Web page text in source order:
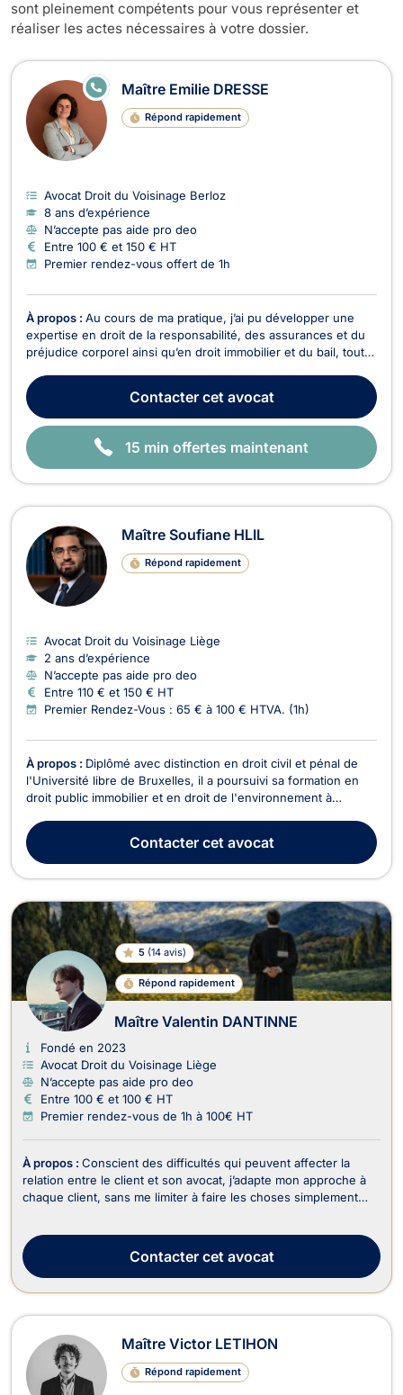
sont pleinement compétents pour vous représenter et
réaliser les actes nécessaires à votre dossier.
Maître Emilie DRESSE
Répond rapidement
E
N
E
Avocat Droit du Voisinage Berloz
8 ans d’expérience
N’accepte pas aide pro deo
Entre 100 € et 150 € HT
Premier rendez-vous offert de 1h
À propos : Au cours de ma pratique, j’ai pu développer une
expertise en droit de la responsabilité, des assurances et du
préjudice corporel ainsi qu’en droit immobilier et du bail, tout
commercial au sens large. J’aime le métier d’avocate pour ses
aspects d’humanité et de ri...
Contactercet avocat
15 min offertes maintenant
Maître Soufiane HLIL
Répond rapidement
Avocat Droit du Voisinage Liège
2 ans d’expérience
N’accepte pas aide pro deo
Entre 110 € et 150 € HT
Premier Rendez-Vous : 65 € à 100 € HTVA. (1h)
À propos : Diplômé avec distinction en droit civil et pénal de
l'Université libre de Bruxelles, il a poursuivi sa formation en
droit public immobilier et en droit de l'environnement à
son diplôme avec distinction. Maître Soufiane HLIL opère
aujourd'hui principalement en droi...
Contactercet avocat
5 (14 avis)
Répond rapidement
Maître Valentin DANTINNE
Fondé en 2023
Avocat Droit du Voisinage Liège
N’accepte pas aide pro deo
Entre 100 € et 100 € HT
Premier rendez-vous de 1h à 100€ HT
À propos : Conscient des difficultés qui peuvent affecter la
relation entre le client et son avocat, j’adapte mon approche à
chaque client, sans me limiter à faire les choses simplement
compréhension. C’est pour ...
Contactercet avocat
Maître Victor LETIHON
Répond rapidement